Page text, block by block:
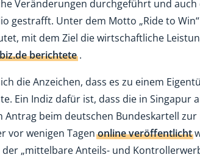
Veränderungen durchgeführt und auch
gestrafft. Unter dem Motto „Ride to
mit dem Ziel die wirtschaftliche
berichtete.
die Anzeichen, dass es zu einem
Ein Indiz dafür ist, dass die in Singapur
Antrag beim deutschen Bundeskartell
vor wenigen Tagenonline veröffentlicht
„mittelbare Anteils- und